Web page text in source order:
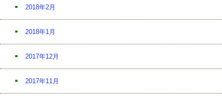
2018年2月
2018年1月
2017年12月
2017年11月